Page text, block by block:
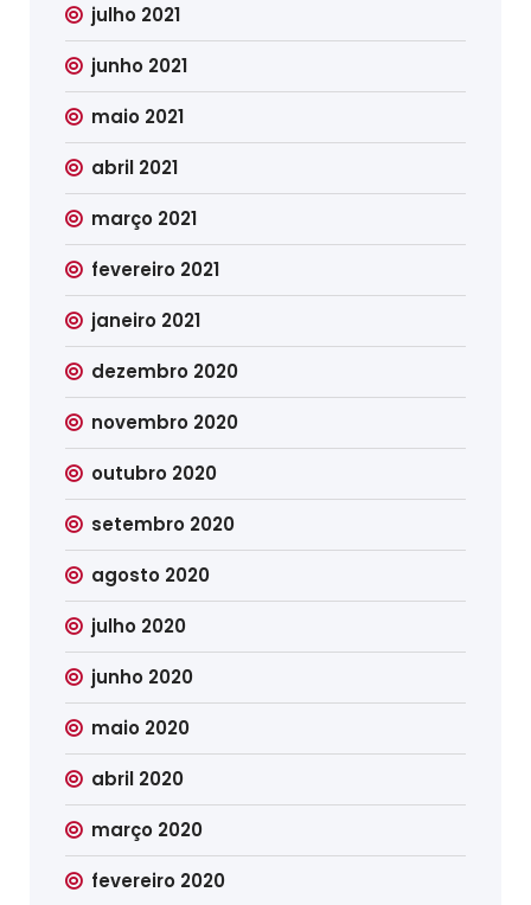
julho 2021
junho 2021
maio 2021
abril 2021
março 2021
fevereiro 2021
janeiro 2021
dezembro 2020
novembro 2020
outubro 2020
setembro 2020
agosto 2020
julho 2020
junho 2020
maio 2020
abril 2020
março 2020
fevereiro 2020